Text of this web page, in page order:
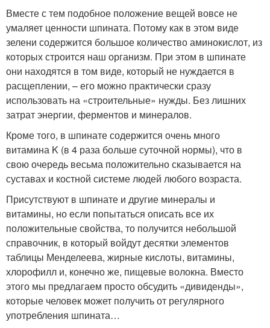
Вместе с тем подобное положение вещей вовсе не
умаляет ценности шпината. Потому как в этом виде
зелени содержится большое количество аминокислот, из
которых строится наш организм. При этом в шпинате
они находятся в том виде, который не нуждается в
расщеплении, – его можно практически сразу
использовать на «строительные» нужды. Без лишних
затрат энергии, ферментов и минералов.
Кроме того, в шпинате содержится очень много
витамина K (в 4 раза больше суточной нормы), что в
свою очередь весьма положительно сказывается на
суставах и костной системе людей любого возраста.
Присутствуют в шпинате и другие минералы и
витамины, но если попытаться описать все их
положительные свойства, то получится небольшой
справочник, в который войдут десятки элементов
таблицы Менделеева, жирные кислоты, витамины,
хлорофилл и, конечно же, пищевые волокна. Вместо
этого мы предлагаем просто обсудить «дивиденды»,
которые человек может получить от регулярного
употребления шпината…